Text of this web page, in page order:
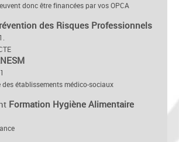
donc être financées par vos OPCA
des Risques Professionnels
établissements médico-sociaux
Formation Hygiène Alimentaire